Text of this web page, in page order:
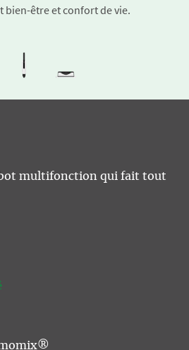
être et confort de vie.
multifonction qui fait tout